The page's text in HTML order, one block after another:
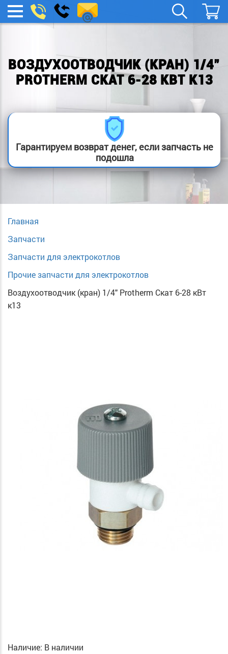
МЕНЮ
boylera@yandex.ru
Заказать
звонок
ВОЗДУХООТВОДЧИК (КРАН) 1/4"
PROTHERM СКАТ 6-28 КВТ К13
Гарантируем возврат денег, если запчасть не
подошла
Главная
Запчасти
Запчасти для электрокотлов
Прочие запчасти для электрокотлов
Воздухоотводчик (кран) 1/4" Protherm Скат 6-28 кВт
к13
Наличие: В наличии